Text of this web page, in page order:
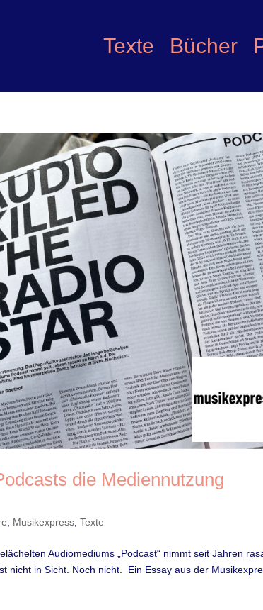
Texte Bücher
die Mediennutzung
Musikexpress ,Texte
Audiomediums „Podcast“ nimmt seit Jahren
nicht in Sicht. Noch nicht. Ein Essay aus der